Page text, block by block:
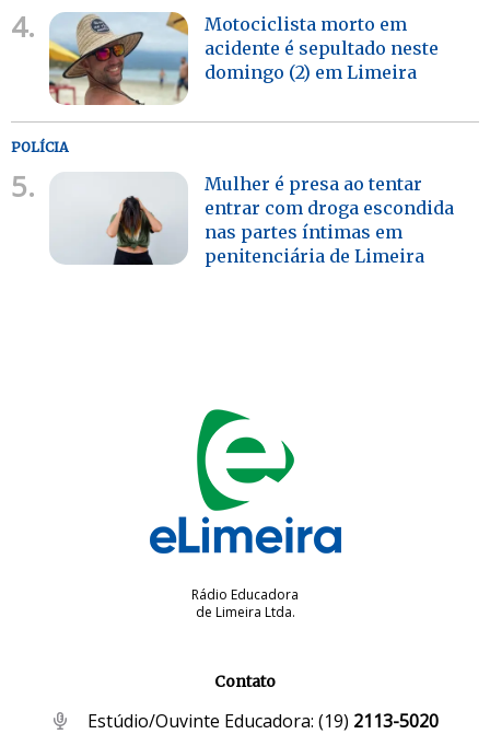
4.
Motociclista morto em
acidente é sepultado neste
domingo (2) em Limeira
POLÍCIA
5.
Mulher é presa ao tentar
entrar com droga escondida
nas partes íntimas em
penitenciária de Limeira
Rádio Educadora
de Limeira Ltda.
Contato
Estúdio/Ouvinte Educadora: (19) 2113-5020